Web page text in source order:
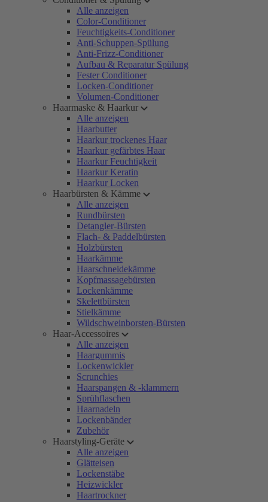
Alle anzeigen
Color-Conditioner
Feuchtigkeits-Conditioner
Anti-Schuppen-Spülung
Anti-Frizz-Conditioner
Aufbau & Reparatur Spülung
Fester Conditioner
Locken-Conditioner
Volumen-Conditioner
Haarmaske & Haarkur
Alle anzeigen
Haarbutter
Haarkur trockenes Haar
Haarkur gefärbtes Haar
Haarkur Feuchtigkeit
Haarkur Keratin
Haarkur Locken
Haarbürsten & Kämme
Alle anzeigen
Rundbürsten
Detangler-Bürsten
Flach- & Paddelbürsten
Holzbürsten
Haarkämme
Haarschneidekämme
Kopfmassagebürsten
Lockenkämme
Skelettbürsten
Stielkämme
Wildschweinborsten-Bürsten
Haar-Accessoires
Alle anzeigen
Haargummis
Lockenwickler
Scrunchies
Haarspangen & -klammern
Sprühflaschen
Haarnadeln
Lockenbänder
Zubehör
Haarstyling-Geräte
Alle anzeigen
Glätteisen
Lockenstäbe
Heizwickler
Haartrockner